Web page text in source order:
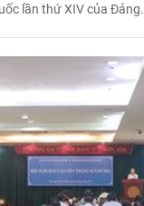
lần thứ XIV của